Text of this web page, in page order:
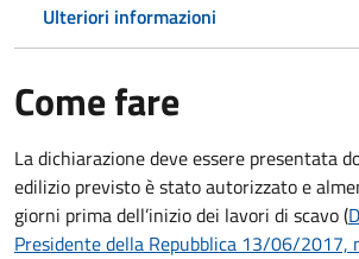
Ulteriori informazioni
Come fare
La dichiarazione deve essere presentata
edilizio previsto è stato autorizzato e
giorni primadell’inizio dei lavori di scavo (
Presidente della Repubblica 13/06/2017,